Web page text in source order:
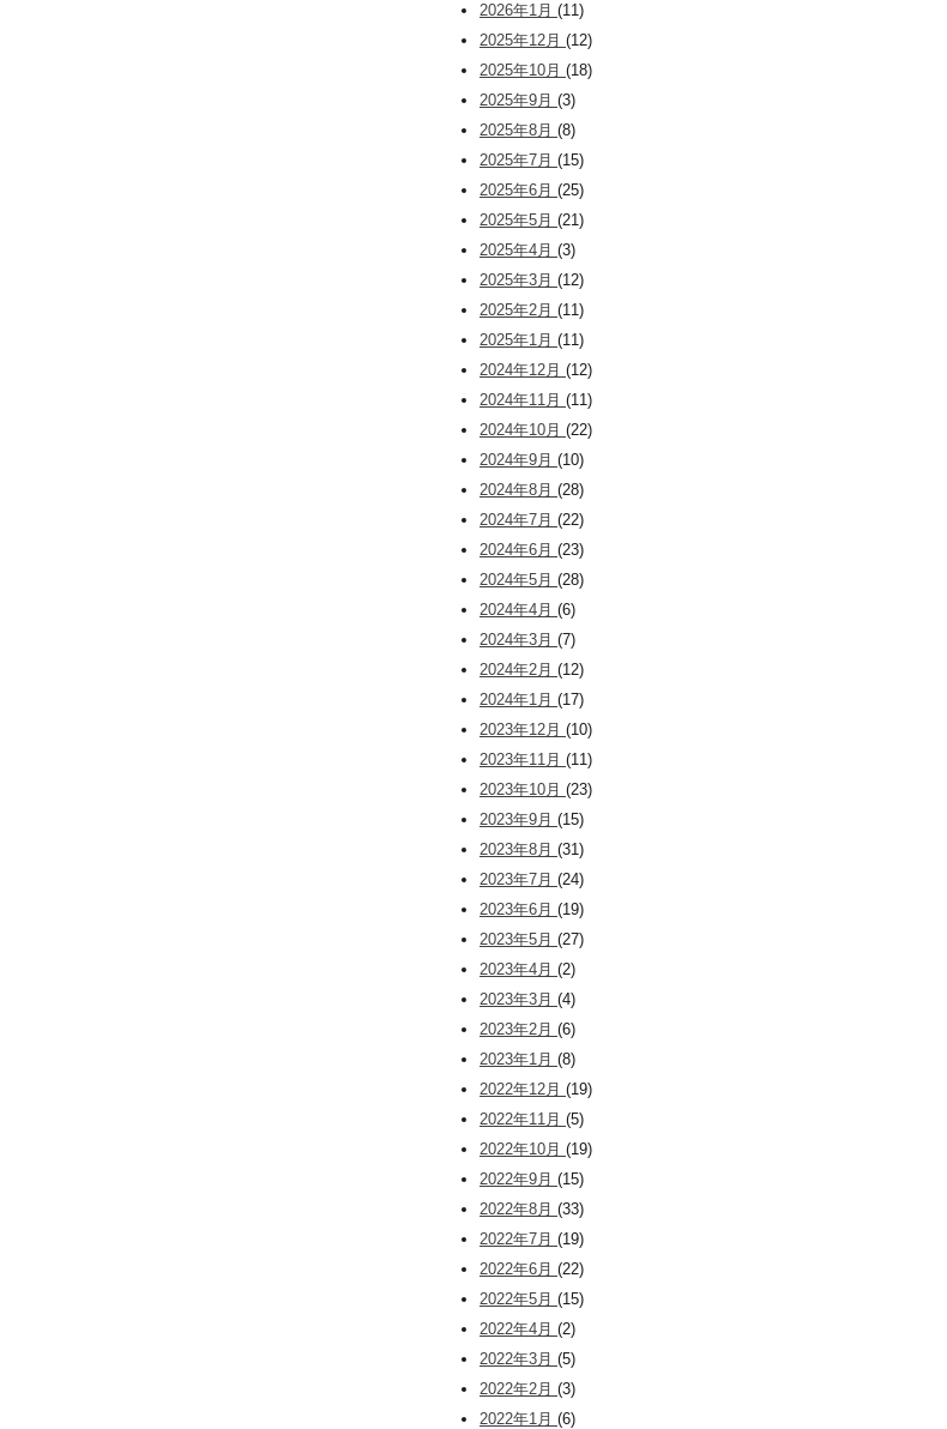
2026年1月 (11)
2025年12月 (12)
2025年10月 (18)
2025年9月 (3)
2025年8月 (8)
2025年7月 (15)
2025年6月 (25)
2025年5月 (21)
2025年4月 (3)
2025年3月 (12)
2025年2月 (11)
2025年1月 (11)
2024年12月 (12)
2024年11月 (11)
2024年10月 (22)
2024年9月 (10)
2024年8月 (28)
2024年7月 (22)
2024年6月 (23)
2024年5月 (28)
2024年4月 (6)
2024年3月 (7)
2024年2月 (12)
2024年1月 (17)
2023年12月 (10)
2023年11月 (11)
2023年10月 (23)
2023年9月 (15)
2023年8月 (31)
2023年7月 (24)
2023年6月 (19)
2023年5月 (27)
2023年4月 (2)
2023年3月 (4)
2023年2月 (6)
2023年1月 (8)
2022年12月 (19)
2022年11月 (5)
2022年10月 (19)
2022年9月 (15)
2022年8月 (33)
2022年7月 (19)
2022年6月 (22)
2022年5月 (15)
2022年4月 (2)
2022年3月 (5)
2022年2月 (3)
2022年1月 (6)